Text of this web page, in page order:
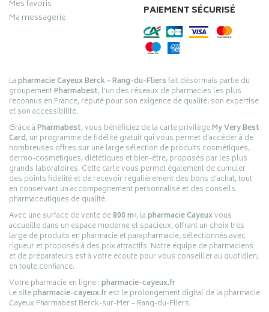
Mes favoris
Ma messagerie
PAIEMENT SÉCURISÉ
Lapharmacie Cayeux Berck – Rang-du-Fliersfait désormais partie du
groupementPharmabest, l’un des réseaux de pharmacies les plus
reconnus en France, réputé pour son exigence de qualité, son expertise
et son accessibilité.
Grâce àPharmabest, vous bénéficiez de la carte privilègeMy Very Best
Card, un programme de fidélité gratuit qui vous permet d’accéder à de
nombreuses offres sur une large sélection de produits cosmétiques,
dermo-cosmétiques, diététiques et bien-être, proposés par les plus
grands laboratoires. Cette carte vous permet également de cumuler
des points fidélité et de recevoir régulièrement des bons d’achat, tout
en conservant un accompagnement personnalisé et des conseils
pharmaceutiques de qualité.
Avec une surface de vente de800 m², lapharmacie Cayeuxvous
accueille dans un espace moderne et spacieux, offrant un choix très
large de produits en pharmacie et parapharmacie, sélectionnés avec
rigueur et proposés à des prix attractifs. Notre équipe de pharmaciens
et de préparateurs est à votre écoute pour vous conseiller au quotidien,
en toute confiance.
Votre pharmacie en ligne :pharmacie-cayeux.fr
Le sitepharmacie-cayeux.frest le prolongement digital de la pharmacie
Cayeux Pharmabest Berck-sur-Mer – Rang-du-Fliers.